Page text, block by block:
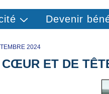
Devenir
2024
CŒUR ET DE